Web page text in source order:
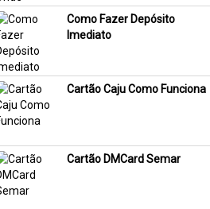
Como Fazer Depósito
Imediato
Cartão Caju Como Funciona
Cartão DMCard Semar